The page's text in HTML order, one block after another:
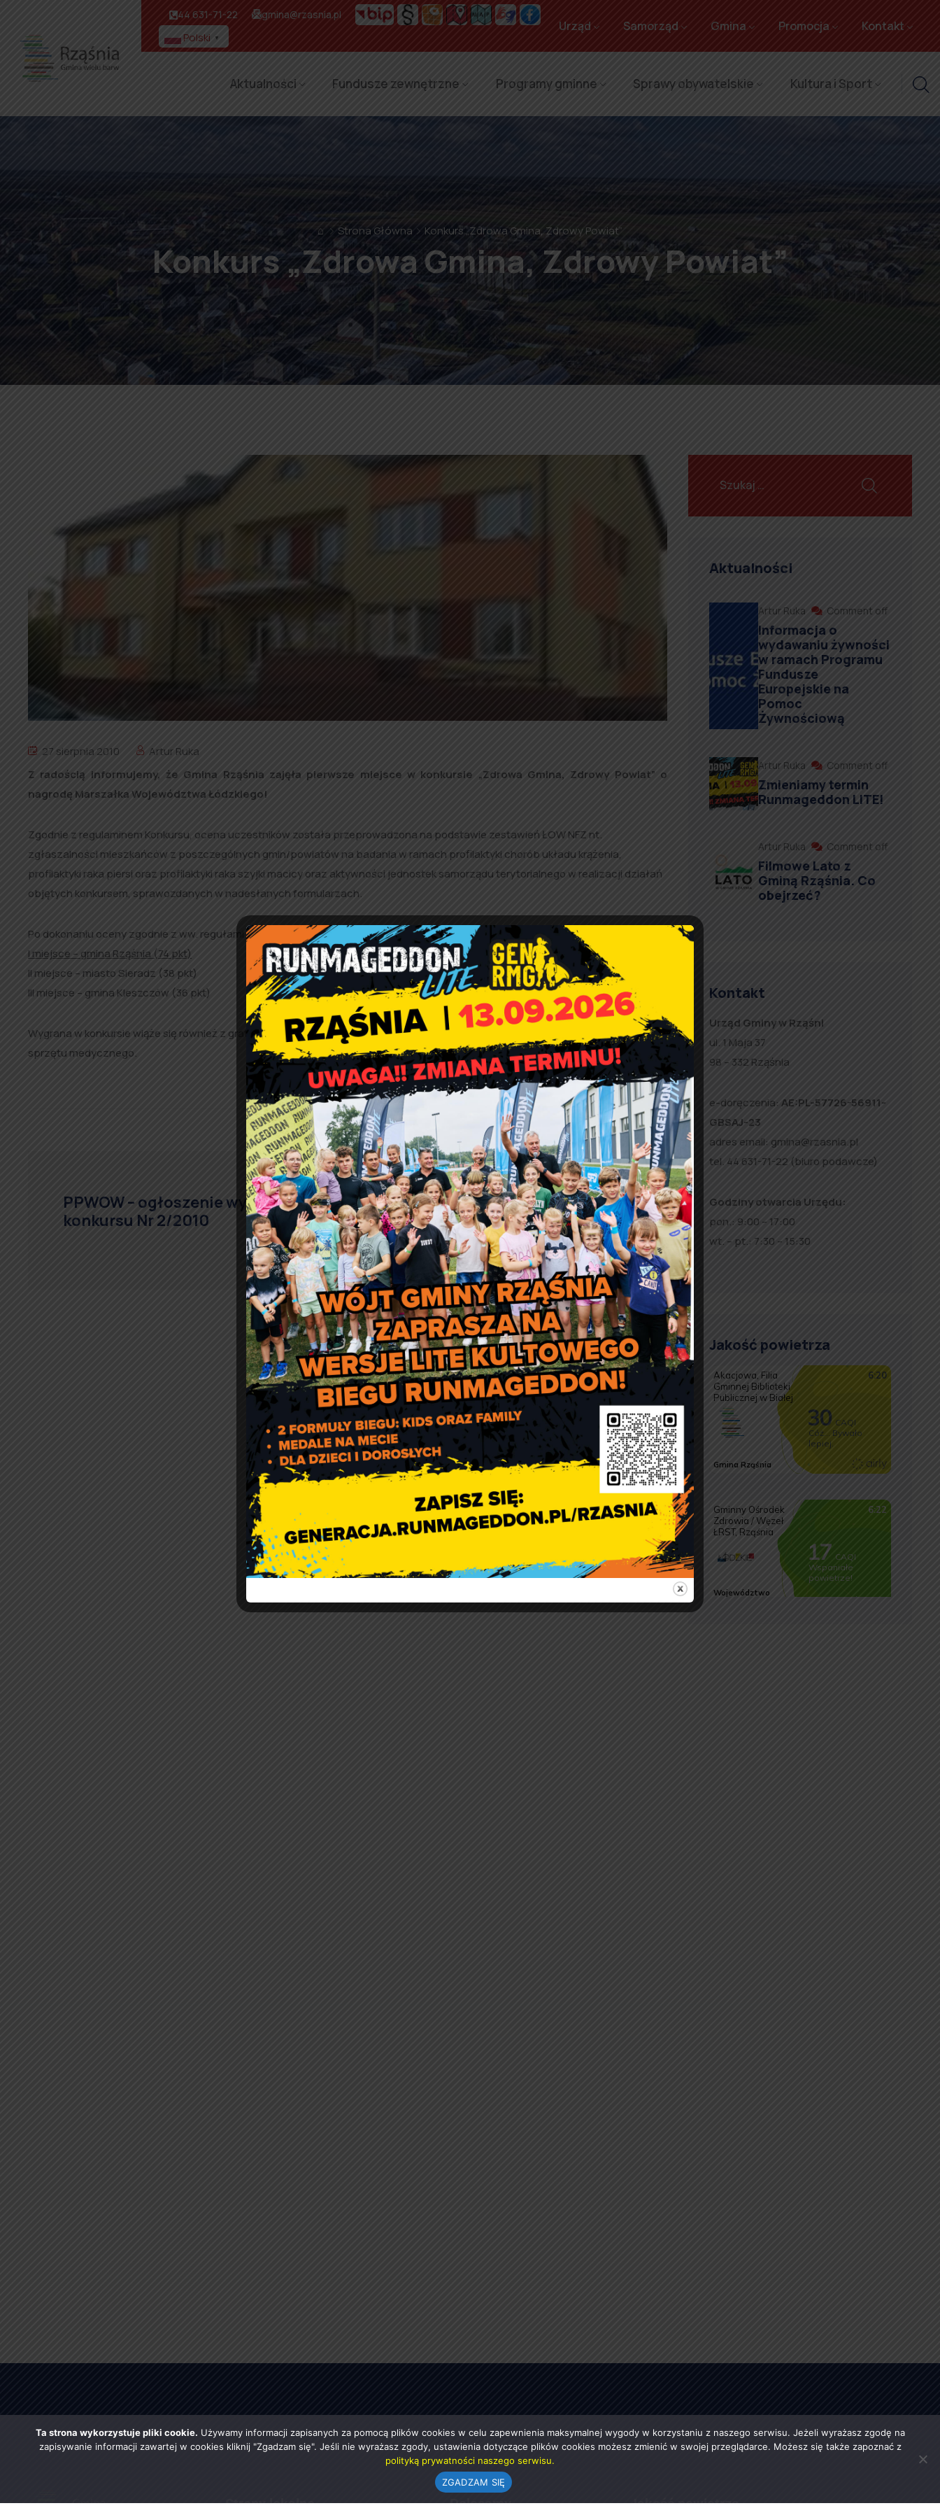
44 631-71-22 gmina@rzasnia.pl
Polski ▼
Urząd Samorząd Gmina Promocja Kontakt
Aktualności Fundusze zewnętrzne Programy gminne Sprawy obywatelskie Kultura i Sport
⌂ Strona Główna Konkurs „Zdrowa Gmina, Zdrowy Powiat”
Konkurs „Zdrowa Gmina, Zdrowy Powiat”
27 sierpnia 2010
Artur Ruka
Z radością informujemy, że Gmina Rząśnia zajęła pierwsze miejsce w konkursie „Zdrowa Gmina, Zdrowy Powiat” o
nagrodę Marszałka Województwa Łódzkiego!
Zgodnie z regulaminem Konkursu, ocena uczestników została przeprowadzona na podstawie zestawień ŁOW NFZ nt.
zgłaszalności mieszkańców z poszczególnych gmin/powiatów na badania w ramach profilaktyki chorób układu krążenia,
profilaktyki raka piersi oraz profilaktyki raka szyjki macicy oraz aktywności jednostek samorządu terytorialnego w realizacji działań
objętych konkursem, sprawozdanych w nadesłanych formularzach.
Po dokonaniu oceny zgodnie z ww. regułami Komisja Konkursowa wyłoniła następujących laureatów Konkursuw kategorii gmina
I miejsce – gmina Rząśnia (74 pkt)
II miejsce – miasto Sieradz (38 pkt)
III miejsce – gmina Kleszczów (36 pkt)
Wygrana w konkursie wiąże się również z gratyfikacją finansową w kwocie 50 tys. zł która powinna zostać wykorzystana na zakup
sprzętu medycznego.
PPWOW – ogłoszenie wyniku
konkursu Nr 2/2010
Oddanie samochodu
pożarniczego dla OSP w Rząśni
– impreza promocyjna
Aktualności
Artur Ruka Comment off
Informacja o
wydawaniu żywności
w ramach Programu
Fundusze
Europejskie na
Pomoc
Żywnościową
Artur Ruka Comment off
Zmieniamy termin
Runmageddon LITE!
Artur Ruka Comment off
Filmowe Lato z
Gminą Rząśnia. Co
obejrzeć?
Kontakt
Urząd Gminy w Rząśni
ul. 1 Maja 37
98 – 332 Rząśnia
e-doręczenia: AE:PL-57726-56911-
GBSAJ-23
adres email: gmina@rzasnia.pl
tel. 44 631-71-22 (biuro podawcze)
Godziny otwarcia Urzędu:
pon.: 9:00 – 17:00
wt. – pt.: 7:30 – 15:30
Jakość powietrza
Strony lokalne Polecamy Jakość powietrza
Ta strona wykorzystuje pliki cookie. Używamy informacji zapisanych za pomocą plików cookies w celu zapewnienia maksymalnej wygody w korzystaniu z naszego serwisu. Jeżeli wyrażasz zgodę na
zapisywanie informacji zawartej w cookies kliknij "Zgadzam się". Jeśli nie wyrażasz zgody, ustawienia dotyczące plików cookies możesz zmienić w swojej przeglądarce. Możesz się także zapoznać z
polityką prywatności naszego serwisu.
ZGADZAM SIĘ